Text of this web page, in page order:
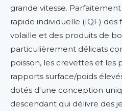
grande vitesse.
rapide individuelle (IQF) des
volaille et des produits de
particulièrement délicats
poisson, les crevettes et les
rapports surface/poids
dotés d'une conception
descendant qui délivre des